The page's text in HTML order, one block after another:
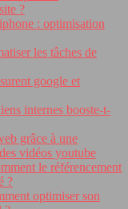
?
: optimisation
les tâches de
google et
internes booste-t-
grâce à une
vidéos youtube
le référencement
?
optimiser son